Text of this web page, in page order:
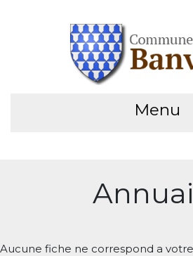
Menu
Aucune fiche ne correspond a